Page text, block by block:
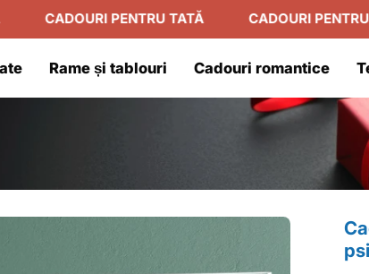
PENTRU TATĂ CADOURI PENTRU NUNTĂ
Rame și tablouri Cadouri romantice